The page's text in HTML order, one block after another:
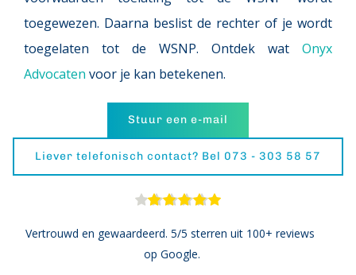
toegewezen. Daarna beslist de rechter of je wordt
toegelaten tot de WSNP. Ontdek wat Onyx
Advocaten voor je kan betekenen.
Stuur een e-mail
Liever telefonisch contact? Bel 073 - 303 58 57
Vertrouwd en gewaardeerd. 5/5 sterren uit 100+ reviews
op Google.